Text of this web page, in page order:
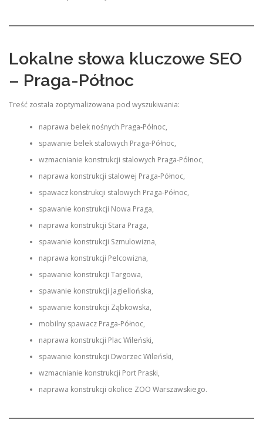
Lokalne słowa kluczowe SEO
– Praga-Północ
Treść została zoptymalizowana pod wyszukiwania:
naprawa belek nośnych Praga-Północ,
spawanie belek stalowych Praga-Północ,
wzmacnianie konstrukcji stalowych Praga-Północ,
naprawa konstrukcji stalowej Praga-Północ,
spawacz konstrukcji stalowych Praga-Północ,
spawanie konstrukcji Nowa Praga,
naprawa konstrukcji Stara Praga,
spawanie konstrukcji Szmulowizna,
naprawa konstrukcji Pelcowizna,
spawanie konstrukcji Targowa,
spawanie konstrukcji Jagiellońska,
spawanie konstrukcji Ząbkowska,
mobilny spawacz Praga-Północ,
naprawa konstrukcji Plac Wileński,
spawanie konstrukcji Dworzec Wileński,
wzmacnianie konstrukcji Port Praski,
naprawa konstrukcji okolice ZOO Warszawskiego.